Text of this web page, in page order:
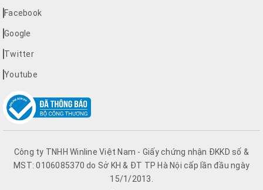
Facebook
Google
Twitter
Youtube
Công ty TNHH Winline Việt Nam - Giấy chứng nhận ĐKKD số &
MST: 0106085370 do Sở KH & ĐT TP Hà Nội cấp lần đầu ngày
15/1/2013.